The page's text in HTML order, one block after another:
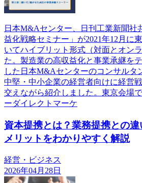
日本M&Aセンター、日刊工業新聞社
益化戦略セミナー」が2021年12月に
いてハイブリット形式（対面とオン
た。製造業の高収益化と事業承継を
した日本M&Aセンターのコンサルタ
中堅・中小企業の経営者向けに経営
交えながら紹介しました。東京会場
ーダイレクトマーケ
資本提携とは？業務提携との
メリットをわかりやすく解説
経営・ビジネス
2026年04月28日